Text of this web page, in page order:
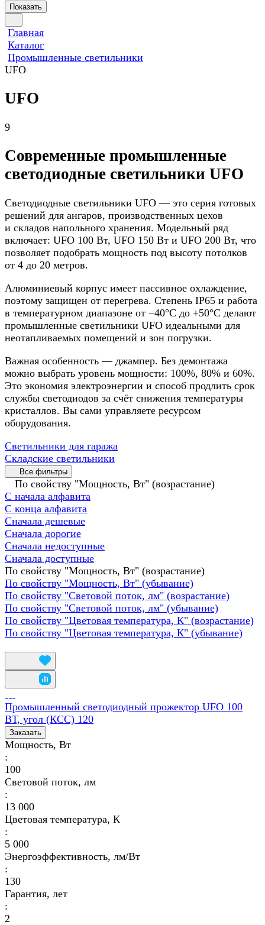
Показать
Главная
Каталог
Промышленные светильники
UFO
UFO
9
Современные промышленные
светодиодные светильники UFO
Светодиодные светильники UFO — это серия готовых
решений для ангаров, производственных цехов
и складов напольного хранения. Модельный ряд
включает: UFO 100 Вт, UFO 150 Вт и UFO 200 Вт, что
позволяет подобрать мощность под высоту потолков
от 4 до 20 метров.
Алюминиевый корпус имеет пассивное охлаждение,
поэтому защищен от перегрева. Степень IP65 и работа
в температурном диапазоне от −40°C до +50°C делают
промышленные светильники UFO идеальными для
неотапливаемых помещений и зон погрузки.
Важная особенность — джампер. Без демонтажа
можно выбрать уровень мощности: 100%, 80% и 60%.
Это экономия электроэнергии и способ продлить срок
службы светодиодов за счёт снижения температуры
кристаллов. Вы сами управляете ресурсом
оборудования.
Светильники для гаража
Складские светильники
Все фильтры
По свойству "Мощность, Вт" (возрастание)
С начала алфавита
С конца алфавита
Сначала дешевые
Сначала дорогие
Сначала недоступные
Сначала доступные
По свойству "Мощность, Вт" (возрастание)
По свойству "Мощность, Вт" (убывание)
По свойству "Световой поток, лм" (возрастание)
По свойству "Световой поток, лм" (убывание)
По свойству "Цветовая температура, К" (возрастание)
По свойству "Цветовая температура, К" (убывание)
Промышленный светодиодный прожектор UFO 100
ВТ, угол (КСС) 120
Заказать
Мощность, Вт
:
100
Световой поток, лм
:
13 000
Цветовая температура, К
:
5 000
Энергоэффективность, лм/Вт
:
130
Гарантия, лет
:
2